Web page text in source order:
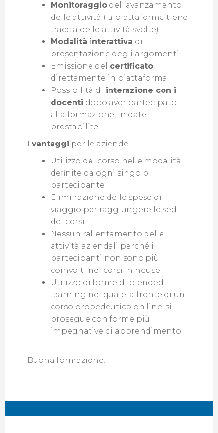
Monitoraggio dell’avanzamento
delle attività (la piattaforma tiene
traccia delle attività svolte)
Modalità interattiva di
presentazione degli argomenti
Emissione del
certificato
direttamente in piattaforma
Possibilità di interazione con i
docenti dopo aver partecipato
alla formazione, in date
prestabilite.
Ivantaggi per le aziende:
Utilizzo del corso nelle modalità
definite da ogni singolo
partecipante
Eliminazione delle spese di
viaggio per raggiungere le sedi
dei corsi
Nessun rallentamento delle
attività aziendali perché i
partecipanti non sono più
coinvolti nei corsi in house
Utilizzo di forme di blended
learning nel quale, a fronte di un
corso propedeutico on line, si
prosegue con forme più
impegnative di apprendimento
Buona formazione!